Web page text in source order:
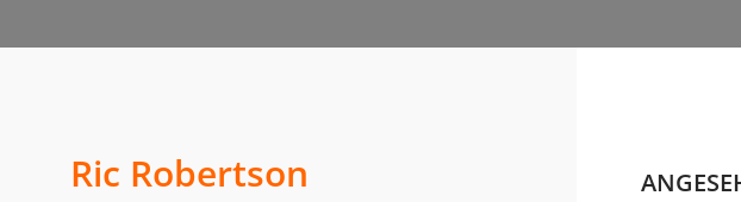
Ric Robertson